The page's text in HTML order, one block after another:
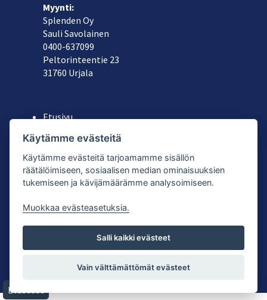
Myynti:
Splenden Oy
Sauli Savolainen
0400-637099
Peltorinteentie 23
31760 Urjala
Etusivu
Yritys
Koneiden ja astioiden vuokraus
Käytetyt laitteet
Tuoteluettelot
Yhteystiedot
Evästeet
Käytämme evästeitä
Käytämme evästeitä tarjoamamme sisällön
räätälöimiseen, sosiaalisen median ominaisuuksien
tukemiseen ja kävijämäärämme analysoimiseen.
Muokkaa evästeasetuksia.
Salli kaikki evästeet
Vain välttämättömät evästeet